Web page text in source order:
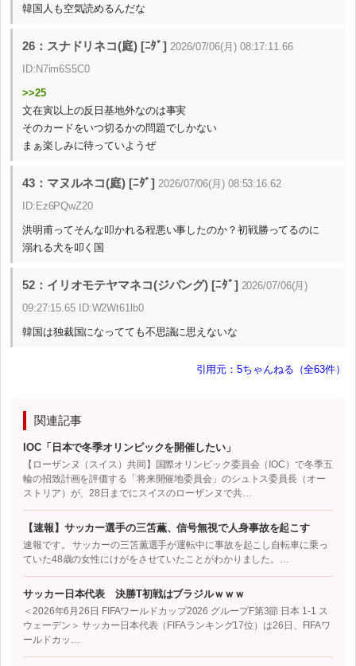
韓国人も空気読めるんだな
26：スナドリネコ(庭) [ﾆﾀﾞ] 2026/07/06(月) 08:17:11.66
ID:N7im6S5C0
>>25
文在寅以上の反日基地外なのは事実
そのカードをいつ切るかの問題でしかない
まぁ楽しみに待っていようぜ
43：マヌルネコ(庭) [ﾆﾀﾞ] 2026/07/06(月) 08:53:16.62
ID:Ez6PQwZ20
洪明甫ってそんな叩かれる程悪い事したのか？初戦勝ってるのに
溺れる犬を叩く国
52：イリオモテヤマネコ(ジパング) [ﾆﾀﾞ] 2026/07/06(月)
09:27:15.65 ID:W2Wt61lb0
韓国は独裁国になってても不思議に思えないな
引用元：5ちゃんねる（全63件）
関連記事
IOC「日本で冬季オリンピックを開催したい」
【ローザンヌ（スイス）共同】国際オリンピック委員会（IOC）で冬季五
輪の招致計画を評価する「将来開催地委員会」のシュトス委員長（オー
ストリア）が、28日までにスイスのローザンヌで共…
【速報】サッカー選手の三笘薫、信号無視で人身事故を起こす
速報です。 サッカーの三笘薫選手が運転中に事故を起こし自転車に乗っ
ていた48歳の女性にけがをさせていたことがわかりました。…
サッカー日本代表 決勝T初戦はブラジルｗｗｗ
＜2026年6月26日 FIFAワールドカップ2026 グループF第3節 日本 1-1 ス
ウェーデン＞ サッカー日本代表（FIFAランキング17位）は26日、FIFAワ
ールドカッ…